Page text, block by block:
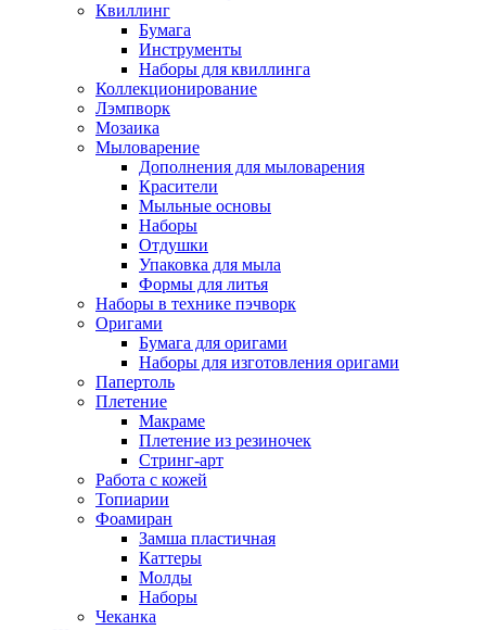
Квиллинг
Бумага
Инструменты
Наборы для квиллинга
Коллекционирование
Лэмпворк
Мозаика
Мыловарение
Дополнения для мыловарения
Красители
Мыльные основы
Наборы
Отдушки
Упаковка для мыла
Формы для литья
Наборы в технике пэчворк
Оригами
Бумага для оригами
Наборы для изготовления оригами
Папертоль
Плетение
Макраме
Плетение из резиночек
Стринг-арт
Работа с кожей
Топиарии
Фоамиран
Замша пластичная
Каттеры
Молды
Наборы
Чеканка